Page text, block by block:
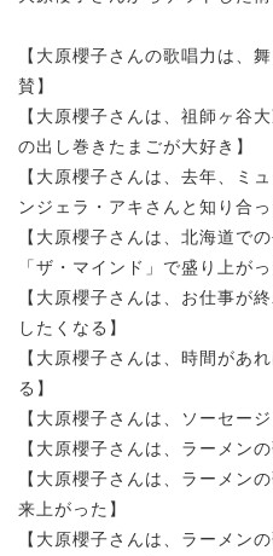
【大原櫻子さんの歌唱力は、
賛】
【大原櫻子さんは、祖師ヶ谷
の出し巻きたまごが大好き】
【大原櫻子さんは、去年、ミ
ンジェラ・アキさんと知り合っ
【大原櫻子さんは、北海道で
「ザ・マインド」で盛り上がっ
【大原櫻子さんは、お仕事が
したくなる】
【大原櫻子さんは、時間があ
る】
【大原櫻子さんは、ソーセー
【大原櫻子さんは、ラーメン
【大原櫻子さんは、ラーメン
来上がった】
【大原櫻子さんは、ラーメン